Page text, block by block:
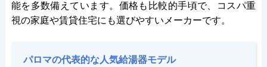
能を多数備えています。価格も比較的手頃で、コスパ重
視の家庭や賃貸住宅にも選びやすいメーカーです。
パロマの代表的な人気給湯器モデル